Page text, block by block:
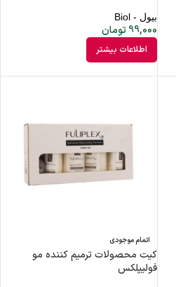
بیول - Biol
99,000 تومان
اطلاعات بیشتر
اتمام موجودی
کیت محصولات ترمیم کننده مو
فولیپلکس